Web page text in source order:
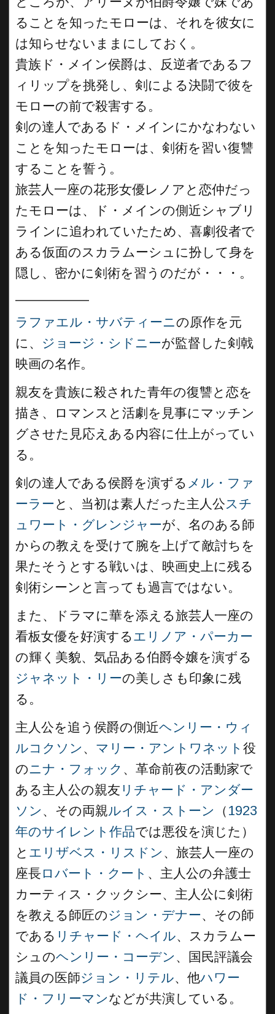
ることを知ったモローは、それを彼女に
は知らせないままにしておく。
貴族ド・メイン侯爵は、反逆者であるフ
ィリップを挑発し、剣による決闘で彼を
モローの前で殺害する。
剣の達人であるド・メインにかなわない
ことを知ったモローは、剣術を習い復讐
することを誓う。
旅芸人一座の花形女優レノアと恋仲だっ
たモローは、ド・メインの側近シャブリ
ラインに追われていたため、喜劇役者で
ある仮面のスカラムーシュに扮して身を
隠し、密かに剣術を習うのだが・・・。
ラファエル・サバティーニの原作を元
に、 ジョージ・シドニーが監督した剣戟
映画の名作。
親友を貴族に殺された青年の復讐と恋を
描き、ロマンスと活劇を見事にマッチン
グさせた見応えある内容に仕上がってい
る。
剣の達人である侯爵を演ずる メル・ファ
ーラーと、当初は素人だった主人公スチ
ュワート・グレンジャーが、名のある師
からの教えを受けて腕を上げて敵討ちを
果たそうとする戦いは、映画史上に残る
剣術シーンと言っても過言ではない。
また、ドラマに華を添える旅芸人一座の
看板女優を好演するエリノア・パーカー
の輝く美貌、気品ある伯爵令嬢を演ずる
ジャネット・リーの美しさも印象に残
る。
主人公を追う侯爵の側近ヘンリー・ウィ
ルコクソン 、 マリー・アントワネット 役
のニナ・フォック 、革命前夜の活動家で
ある主人公の親友 リチャード・アンダー
ソン 、その両親ルイス・ストーン （ 1923
年のサイレント作品では悪役を演じた）
と エリザベス・リスドン 、旅芸人一座の
座長ロバート・クート 、主人公の弁護士
カーティス・クックシー、主人公に剣術
を教える師匠のジョン・デナー、その師
である リチャード・ヘイル、スカラムー
シュのヘンリー・コーデン 、国民評議会
議員の医師ジョン・リテル、他ハワー
ド・フリーマンなどが共演している。